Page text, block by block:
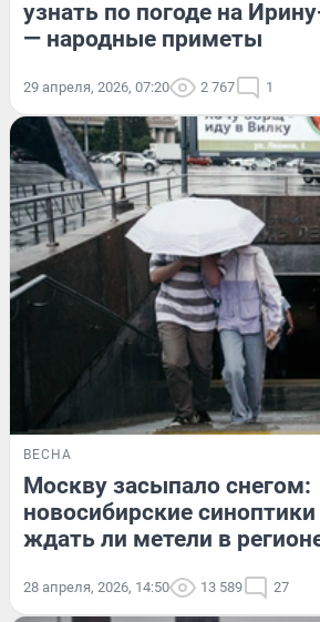
узнать по погоде на
— народные приметы
29 апреля, 2026, 07:20 2 767 1
ВЕСНА
Москву засыпало снегом:
новосибирские
ждать ли метели в
28 апреля, 2026, 14:50 13 589 27